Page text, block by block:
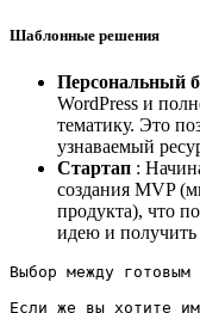
Шаблонные решения
Персональный
WordPress и
тематику. Это
узнаваемый
Стартап :
создания MVP
продукта), что
идею и получить
Выбор между
Если же вы хотите